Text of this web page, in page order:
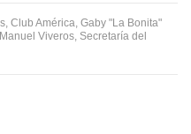
, Club América, Gaby "La Bonita"
Manuel Viveros, Secretaría del